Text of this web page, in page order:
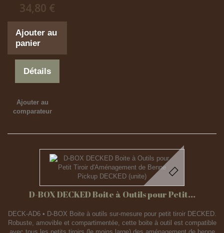
34,80 €
Ajouter au
panier
Détails
Ajouter au
comparateur
D-BOX DECKED Boite à Outils pour Petit...
DECK-AD6 • D-BOX Boite à outils sur-mesure pour petit tiroir DECKED.
Robuste, amovible et compartimentée, cette boite à outil est compatible